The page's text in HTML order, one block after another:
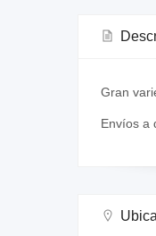
Gran
Envíos a